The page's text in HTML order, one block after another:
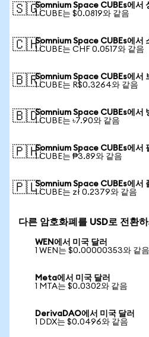
🇸🇬Somnium Space CUBEs에서
1 CUBE는 $0.0819와 같음
🇨🇭Somnium Space CUBEs에서
1 CUBE는 CHF 0.0517와 같음
🇧🇷Somnium Space CUBEs에서
1 CUBE는 R$0.3264와 같음
🇧🇩Somnium Space CUBEs에서
1 CUBE는 ৳7.90와 같음
🇵🇭Somnium Space CUBEs에서
1 CUBE는 ₱3.89와 같음
🇵🇱Somnium Space CUBEs에서
1 CUBE는 zł 0.2379와 같음
다른 암호화폐를 USD로 전환
WEN에서 미국 달러
1 WEN는 $0.00000353와 같음
Meta에서 미국 달러
1 MTA는 $0.0302와 같음
DerivaDAO에서 미국 달러
1 DDX는 $0.0496와 같음